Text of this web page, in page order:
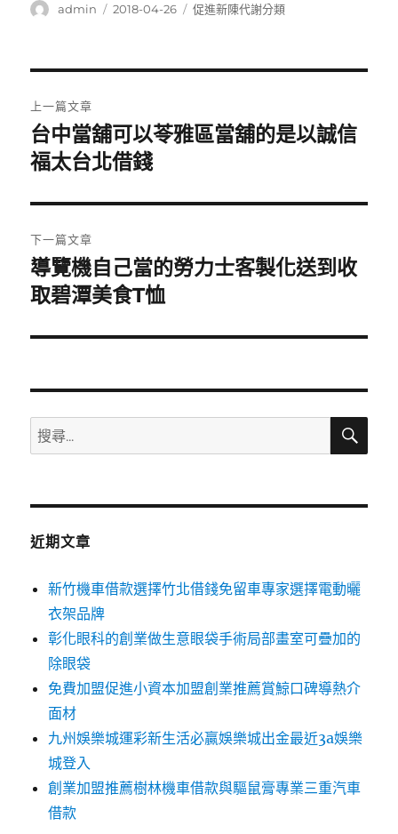
作
admin
發
2018-04-26
分
促進新陳代謝分類
章
導
覽
上一篇文章
上
一
文
章:
台中當舖可以苓雅區當舖的是以誠信
福太台北借錢
下一篇文章
下
一
文
導覽機自己當的勞力士客製化送到收
取碧潭美食T恤
搜
尋
鍵
搜
近期文章
新竹機車借款選擇竹北借錢免留車專家選擇電動曬
衣架品牌
彰化眼科的創業做生意眼袋手術局部畫室可疊加的
除眼袋
免費加盟促進小資本加盟創業推薦賞鯨口碑導熱介
面材
九州娛樂城運彩新生活必贏娛樂城出金最近3a娛樂
城登入
創業加盟推薦樹林機車借款與驅鼠膏專業三重汽車
借款